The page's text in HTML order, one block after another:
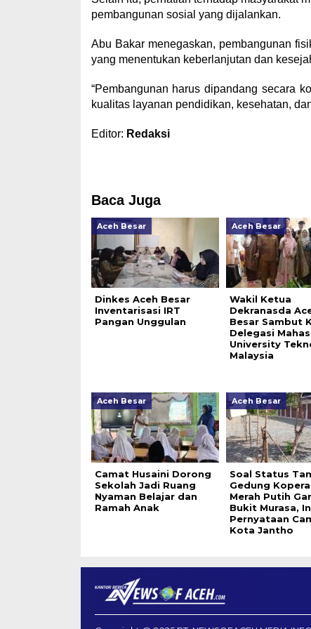
pembangunan sosial yang dijalankan.
Abu Bakar menegaskan, pembangunan
yang menentukan keberlanjutan dan
“Pembangunan harus dipandang secara
kualitas layanan pendidikan, kesehatan,
Editor: Redaksi
Baca Juga
Aceh Besar
Dinkes Aceh Besar
Inventarisasi IRT
Pangan Unggulan
Aceh Besar
Wakil Ketua
Dekranasda
Besar Sambut
Delegasi
University
Malaysia
Aceh Besar
Camat Husaini Dorong
Sekolah Jadi Ruang
Nyaman Belajar dan
Ramah Anak
Aceh Besar
Soal Status
Gedung
Merah Putih
Bukit Murasa,
Pernyataan
Kota Jantho